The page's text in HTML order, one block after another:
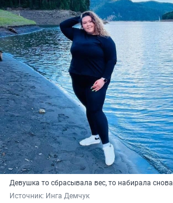
Девушка то сбрасывала вес, то набирала снова
Источник: Инга Демчук